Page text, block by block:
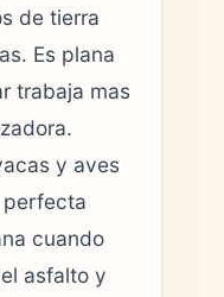
de tierra
Es plana
trabaja mas
y aves
perfecta
cuando
asfalto y